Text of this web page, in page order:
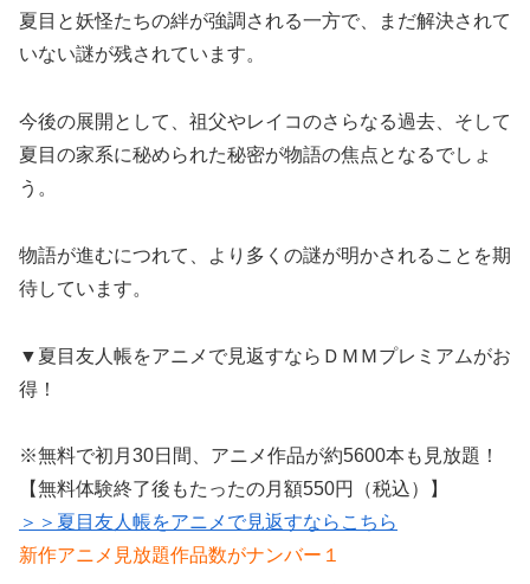
夏目と妖怪たちの絆が強調される一方で、まだ解決されて
いない謎が残されています。
今後の展開として、祖父やレイコのさらなる過去、そして
夏目の家系に秘められた秘密が物語の焦点となるでしょ
う。
物語が進むにつれて、より多くの謎が明かされることを期
待しています。
▼夏目友人帳をアニメで見返すならＤＭＭプレミアムがお
得！
※無料で初月30日間、アニメ作品が約5600本も見放題！
【無料体験終了後もたったの月額550円（税込）】
＞＞夏目友人帳をアニメで見返すならこちら
新作アニメ見放題作品数がナンバー１